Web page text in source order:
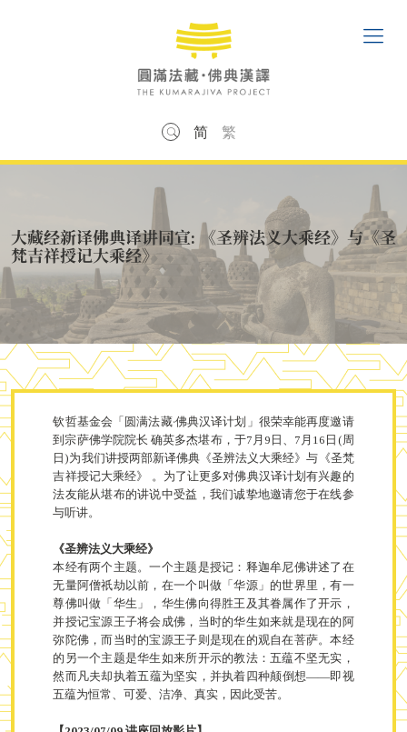
简 繁
大藏经新译佛典译讲同宣: 《圣辨法义大乘经》与《圣
梵吉祥授记大乘经》
钦哲基金会「圆满法藏‧佛典汉译计划」很荣幸能再度邀请
到宗萨佛学院院长 确英多杰堪布，于7月9日、7月16日(周
日)为我们讲授两部新译佛典《圣辨法义大乘经》与《圣梵
吉祥授记大乘经》 。为了让更多对佛典汉译计划有兴趣的
法友能从堪布的讲说中受益，我们诚挚地邀请您于在线参
与听讲。
《圣辨法义大乘经》
本经有两个主题。一个主题是授记：释迦牟尼佛讲述了在
无量阿僧祇劫以前，在一个叫做「华源」的世界里，有一
尊佛叫做「华生」，华生佛向得胜王及其眷属作了开示，
并授记宝源王子将会成佛，当时的华生如来就是现在的阿
弥陀佛，而当时的宝源王子则是现在的观自在菩萨。本经
的另一个主题是华生如来所开示的教法：五蕴不坚无实，
然而凡夫却执着五蕴为坚实，并执着四种颠倒想——即视
五蕴为恒常、可爱、洁净、真实，因此受苦。